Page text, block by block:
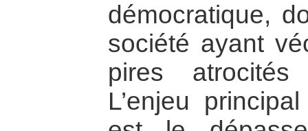
démocratique,
société ayant
pires
L’enjeu